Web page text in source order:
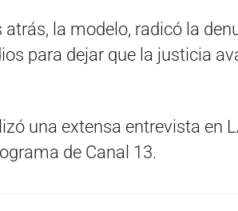
la modelo, radicó la
para dejar que la justicia
una extensa entrevista en
de Canal 13.